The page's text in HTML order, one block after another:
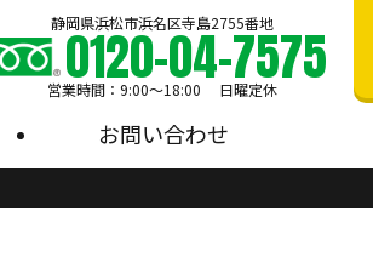
お問い合わせ
静岡県浜松市浜名区寺島2755番地
0120-04-7575
営業時間：9:00〜18:00 日曜定休